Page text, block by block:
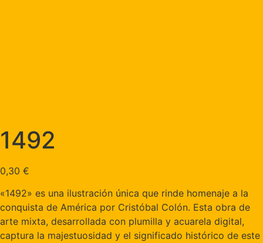
1492
0,30 €
«1492» es una ilustración única que rinde homenaje a la
conquista de América por Cristóbal Colón. Esta obra de
arte mixta, desarrollada con plumilla y acuarela digital,
captura la majestuosidad y el significado histórico de este